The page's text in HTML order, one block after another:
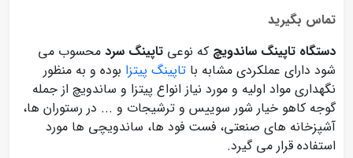
تماس بگیرید
دستگاه تاپینگ ساندویچ که نوعی تاپینگ سرد محسوب می
شود دارای عملکردی مشابه با تاپینگ پیتزا بوده و به منظور
نگهداری مواد اولیه و مورد نیاز انواع پیتزا و ساندویچ از جمله
گوجه کاهو خیار شور سوییس و ترشیجات و ... در رستوران ها،
آشپزخانه های صنعتی، فست فود ها، ساندویچی ها مورد
استفاده قرار می گیرد.